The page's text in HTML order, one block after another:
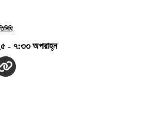
- ৭:৩৩ অপরাহ্ন